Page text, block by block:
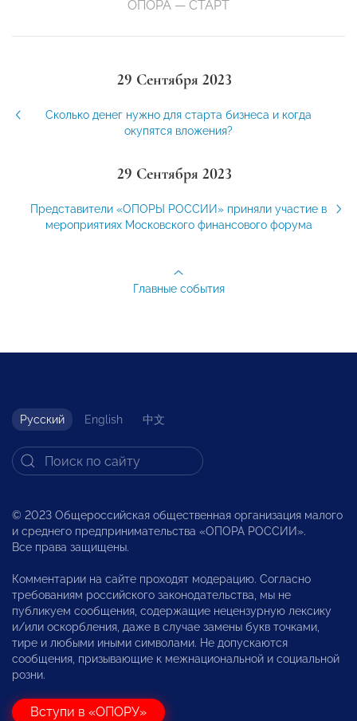
ОПОРА — СТАРТ
29 Сентября 2023
Сколько денег нужно для старта бизнеса и когда
окупятся вложения?
29 Сентября 2023
Представители «ОПОРЫ РОССИИ» приняли участие в
мероприятиях Московского финансового форума
Главные события
Русский English 中文
© 2023 Общероссийская общественная организация малого
и среднего предпринимательства «ОПОРА РОССИИ».
Все права защищены.
Комментарии на сайте проходят модерацию. Согласно
требованиям российского законодательства, мы не
публикуем сообщения, содержащие нецензурную лексику
и/или оскорбления, даже в случае замены букв точками,
тире и любыми иными символами. Не допускаются
сообщения, призывающие к межнациональной и социальной
розни.
Вступи в «ОПОРУ»